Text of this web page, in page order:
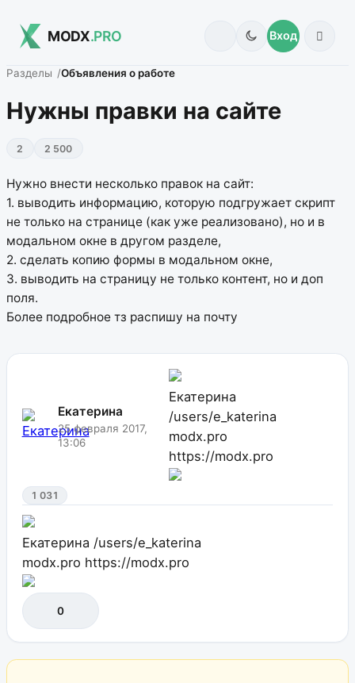
MODX.PRO Вход
Разделы Объявления о работе
Нужны правки на сайте
2 2 500
Нужно внести несколько правок на сайт:
1. выводить информацию, которую подгружает скрипт
не только на странице (как уже реализовано), но и в
модальном окне в другом разделе,
2. сделать копию формы в модальном окне,
3. выводить на страницу не только контент, но и доп
поля.
Более подробное тз распишу на почту
Екатерина
25 февраля 2017,
13:06
Екатерина
/users/e_katerina
modx.pro
https://modx.pro
1 031
Екатерина /users/e_katerina
modx.pro https://modx.pro
0